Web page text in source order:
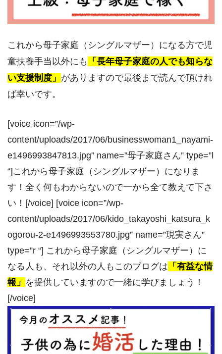
これから母子家庭（シングルマザー）になる方で児
童扶養手当以外にも
「長年母子家庭の人でも知らな
い支援制度」 がありますので最後まで読んで頂けれ
ば幸いです。
[voice icon=”/wp-
content/uploads/2017/06/businesswoman1_nayami-
e1496993847813.jpg” name=”母子家庭さん” type=”l
“]これから母子家庭（シングルマザー）になりま
す！全く何もわからないので一から全て教えて下さ
い！[/voice] [voice icon=”/wp-
content/uploads/2017/06/kido_takayoshi_katsura_k
ogorou-2-e1496993553780.jpg” name=”現実さん”
type=”r “] これから母子家庭（シングルマザー）に
なる人も、それ以外の人もこのブログは 「有益な情
報」 を提供していますので一緒に学びましょう！
[/voice]